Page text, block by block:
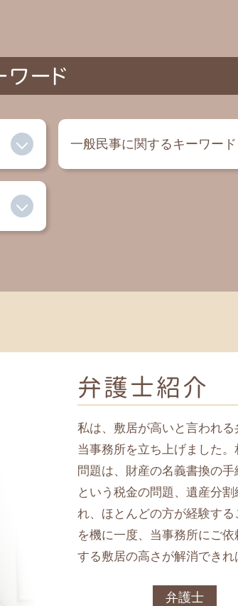
ード
一般民事に関するキーワード
弁護士紹介
私は、敷居が高いと言われ
当事務所を立ち上げました
問題は、財産の名義書換の
という税金の問題、遺産分
れ、ほとんどの方が経験す
を機に一度、当事務所にご
する敷居の高さが解消できれ
弁護士